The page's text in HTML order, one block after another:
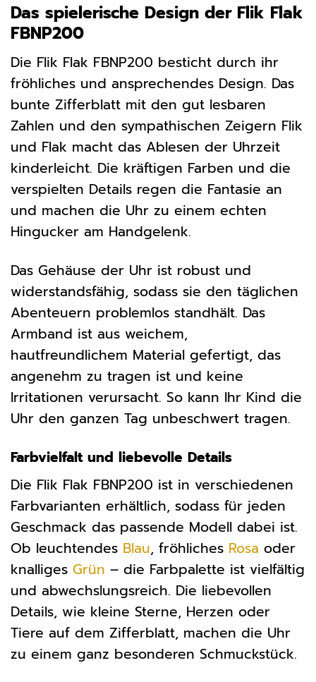
Das spielerische Design der Flik Flak
FBNP200
Die Flik Flak FBNP200 besticht durch ihr
fröhliches und ansprechendes Design. Das
bunte Zifferblatt mit den gut lesbaren
Zahlen und den sympathischen Zeigern Flik
und Flak macht das Ablesen der Uhrzeit
kinderleicht. Die kräftigen Farben und die
verspielten Details regen die Fantasie an
und machen die Uhr zu einem echten
Hingucker am Handgelenk.
Das Gehäuse der Uhr ist robust und
widerstandsfähig, sodass sie den täglichen
Abenteuern problemlos standhält. Das
Armband ist aus weichem,
hautfreundlichem Material gefertigt, das
angenehm zu tragen ist und keine
Irritationen verursacht. So kann Ihr Kind die
Uhr den ganzen Tag unbeschwert tragen.
Farbvielfalt und liebevolle Details
Die Flik Flak FBNP200 ist in verschiedenen
Farbvarianten erhältlich, sodass für jeden
Geschmack das passende Modell dabei ist.
Ob leuchtendes Blau, fröhliches Rosa oder
knalliges Grün – die Farbpalette ist vielfältig
und abwechslungsreich. Die liebevollen
Details, wie kleine Sterne, Herzen oder
Tiere auf dem Zifferblatt, machen die Uhr
zu einem ganz besonderen Schmuckstück.